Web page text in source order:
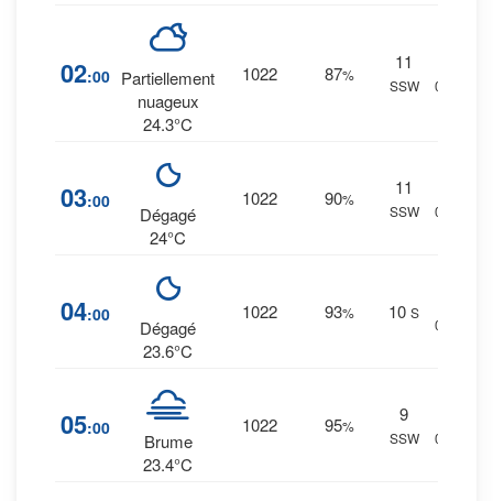
02:00 Partiellement
nuageux
24.3°C
1022 87%
11
SSW
0 mm.
03:00
Dégagé
24°C
1022 90%
11
SSW
0 mm.
04:00
Dégagé
23.6°C
1022 93% 10 S
0 mm.
05:00
Brume
23.4°C
1022 95%
9
SSW
0 mm.